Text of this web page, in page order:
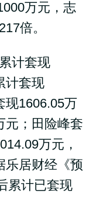
万元，志
倍。
计套现
计套现
现1606.05万
元；田险峰套
万元，
乐居财经《预
累计已套现